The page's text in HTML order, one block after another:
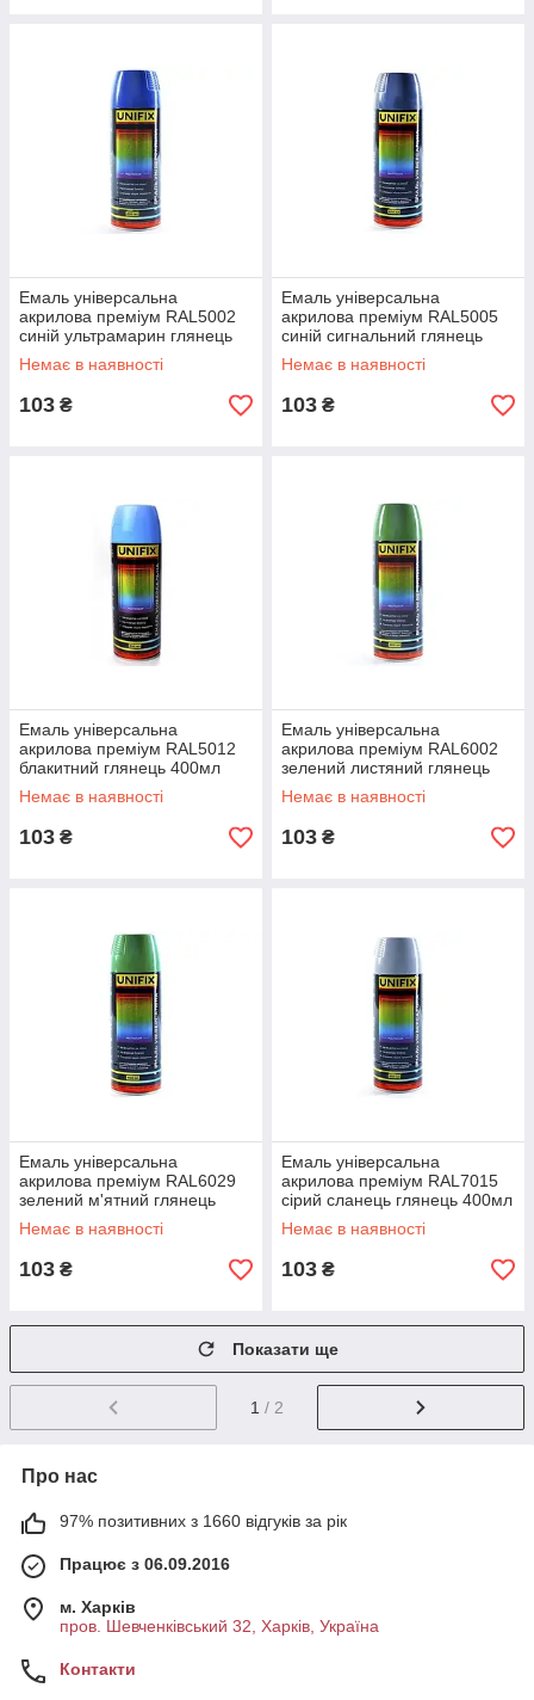
Емаль універсальна
акрилова преміум RAL5002
синій ультрамарин глянець
400мл UNIFIX
Немає в наявності
103 ₴
Емаль універсальна
акрилова преміум RAL5005
синій сигнальний глянець
400мл UNIFIX
Немає в наявності
103 ₴
Емаль універсальна
акрилова преміум RAL5012
блакитний глянець 400мл
UNIFIX
Немає в наявності
103 ₴
Емаль універсальна
акрилова преміум RAL6002
зелений листяний глянець
400мл UNIFIX
Немає в наявності
103 ₴
Емаль універсальна
акрилова преміум RAL6029
зелений м'ятний глянець
400мл UNIFIX
Немає в наявності
103 ₴
Емаль універсальна
акрилова преміум RAL7015
сірий сланець глянець 400мл
UNIFIX
Немає в наявності
103 ₴
Показати ще
1 / 2
Про нас
97% позитивних з 1660 відгуків за рік
Працює з 06.09.2016
м. Харків
пров. Шевченківський 32, Харків, Україна
Контакти